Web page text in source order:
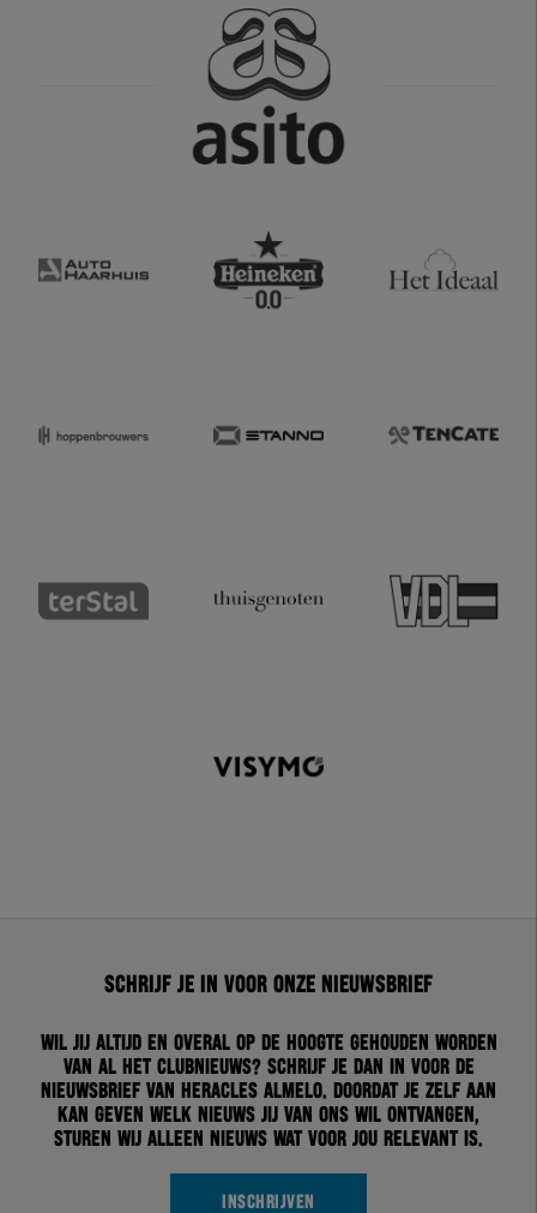
Schrijf je in voor onze nieuwsbrief
Wil jij altijd en overal op de hoogte gehouden worden
van al het clubnieuws? Schrijf je dan in voor de
nieuwsbrief van Heracles Almelo. Doordat je zelf aan
kan geven welk nieuws jij van ons wil ontvangen,
sturen wij alleen nieuws wat voor jou relevant is.
INSCHRIJVEN